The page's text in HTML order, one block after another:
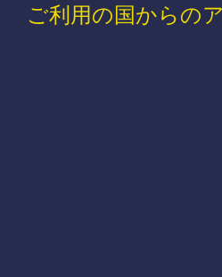
ご利用の国からの